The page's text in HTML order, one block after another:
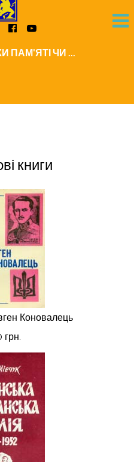
ПАМ'ЯТІ ЧИ ...
книги
Коновалець
грн.